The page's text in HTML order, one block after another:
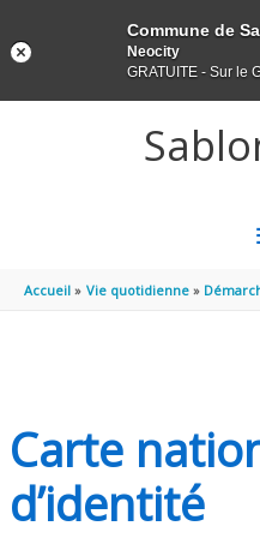
Accueil Vie quotidienne
Carte
d’identité
Commune de
Neocity
GRATUITE - Sur le